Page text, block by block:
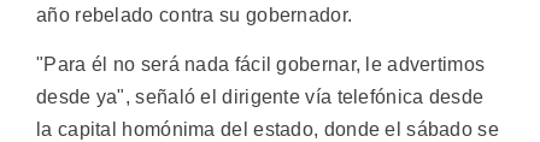
año rebelado contra su gobernador.
"Para él no será nada fácil gobernar, le advertimos
desde ya", señaló el dirigente vía telefónica desde
la capital homónima del estado, donde el sábado se